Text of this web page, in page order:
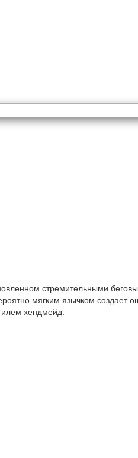
стремительными
мягким язычком
хендмейд.